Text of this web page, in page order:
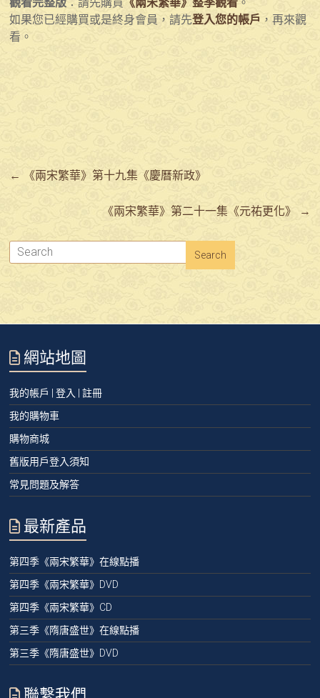
如果您已經購買或是終身會員，請先登入您的帳戶 ，再來觀
看。
← 《兩宋繁華》第十九集《慶曆新政》
《兩宋繁華》第二十一集《元祐更化》 →
網站地圖
我的帳戶 | 登入 | 註冊
我的購物車
購物商城
舊版用戶登入須知
常見問題及解答
最新產品
第四季《兩宋繁華》在線點播
第四季《兩宋繁華》DVD
第四季《兩宋繁華》CD
第三季《隋唐盛世》在線點播
第三季《隋唐盛世》DVD
聯繫我們